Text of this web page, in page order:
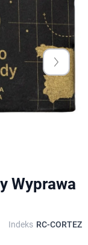
Wyprawa
Indeks RC-CORTEZ